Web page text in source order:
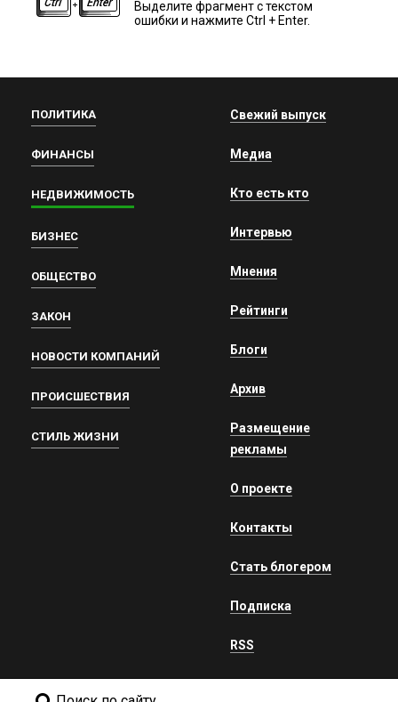
Выделите фрагмент с текстом
ошибки и нажмите Ctrl + Enter.
ПОЛИТИКА
ФИНАНСЫ
НЕДВИЖИМОСТЬ
БИЗНЕС
ОБЩЕСТВО
ЗАКОН
НОВОСТИ КОМПАНИЙ
ПРОИСШЕСТВИЯ
СТИЛЬ ЖИЗНИ
Свежий выпуск
Медиа
Кто есть кто
Интервью
Мнения
Рейтинги
Блоги
Архив
Размещение
рекламы
О проекте
Контакты
Стать блогером
Подписка
RSS